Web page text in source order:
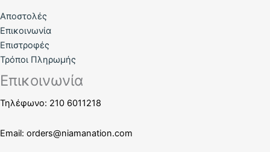
Αποστολές
Επικοινωνία
Επιστροφές
Τρόποι Πληρωμής
Επικοινωνία
Τηλέφωνο: 210 6011218
Email: orders@niamanation.com